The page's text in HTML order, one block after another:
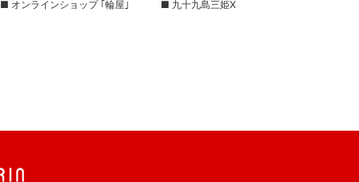
■ オンラインショップ ｢輪屋｣
■ 九十九島三姫X